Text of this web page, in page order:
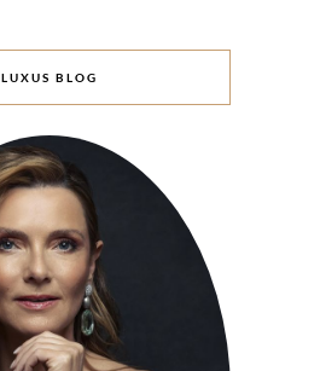
LUXUS BLOG